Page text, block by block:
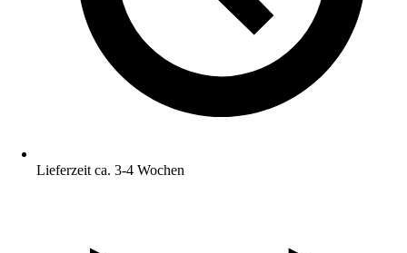
Lieferzeit ca. 3-4 Wochen